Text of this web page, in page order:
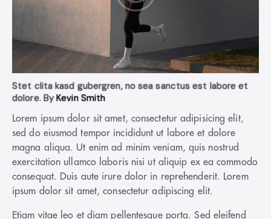
Stet clita kasd gubergren, no sea sanctus est labore et
dolore. ByKevin Smith
Lorem ipsum dolor sit amet, consectetur adipisicing elit,
sed do eiusmod tempor incididunt ut labore et dolore
magna aliqua. Ut enim ad minim veniam, quis nostrud
exercitation ullamco laboris nisi ut aliquip ex ea commodo
consequat. Duis aute irure dolor in reprehenderit. Lorem
ipsum dolor sit amet, consectetur adipiscing elit.
Etiam vitae leo et diam pellentesque porta. Sed eleifend